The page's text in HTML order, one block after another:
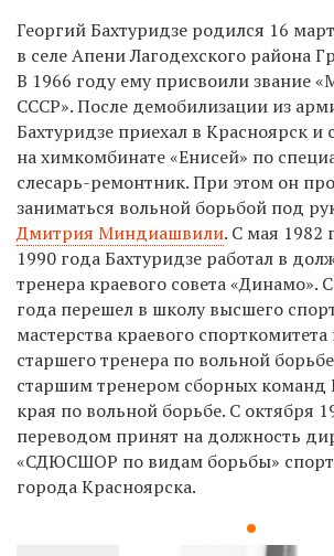
Георгий Бахтуридзе родился 16
в селе Апени Лагодехского района
В 1966 году ему присвоили звание
СССР». После демобилизации из
Бахтуридзе приехал в Красноярск и
на химкомбинате «Енисей» по
слесарь-ремонтник. При этом он
заниматься вольной борьбой под
Дмитрия Миндиашвили. С мая 1982
1990 годаБахтуридзе работал в
тренера краевого совета «Динамо».
года перешел в школу высшего
мастерства краевого
старшего тренера по вольной
старшим тренером сборных команд
края по вольной борьбе. С октября
переводом принят на должность
«СДЮСШОР по видам борьбы»
города Красноярска.